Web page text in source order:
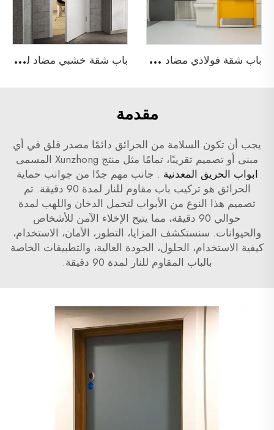
ب
اب شقة فولاذي مضاد للحريق ب
اب شقة خشبي مضاد للحريق
مقدمة
يجب أن تكون السلامة من الحرائق دائمًا مصدر قلق في أي
مبنى أو تصميم تقريبًا، تمامًا مثل منتج Xunzhong المسمى
ابواب الحريق المعدنية . جانب مهم جدًا من جوانب حماية
الحرائق هو تركيب باب مقاوم للنار لمدة 90 دقيقة. تم
تصميم هذا النوع من الأبواب لتحمل الدخان واللهب لمدة
حوالي 90 دقيقة، مما يتيح الإخلاء الآمن للأشخاص
والحيوانات. سنستكشف المزايا، التطور، الأمان، الاستخدام،
كيفية الاستخدام، الحلول، الجودة العالية، والتطبيقات الخاصة
بالباب المقاوم للنار لمدة 90 دقيقة.